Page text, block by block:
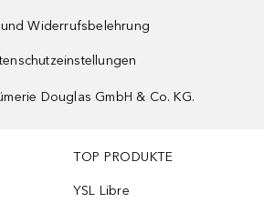
Widerrufsbelehrung
Douglas GmbH & Co. KG.
TOP PRODUKTE
YSL Libre